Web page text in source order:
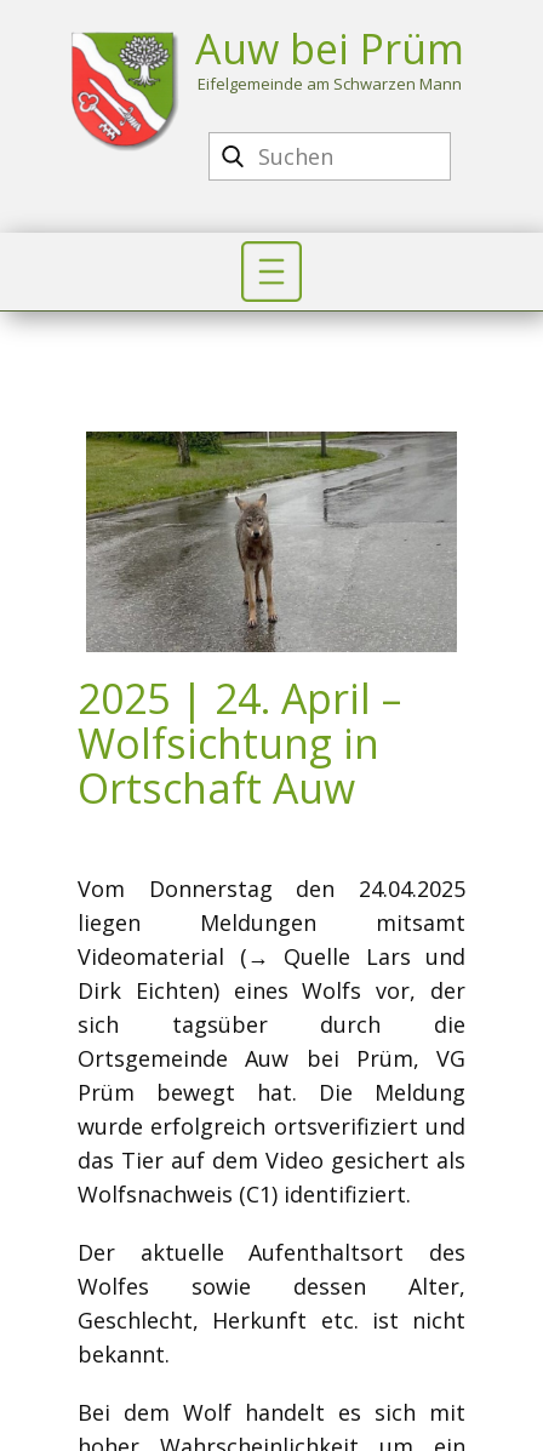
Auw bei Prüm
Eife​lgemeinde am Schwarzen Mann
2025 | 24. April –
Wolfsichtung in
Ortschaft Auw
Vom Donnerstag den 24.04.2025
liegen Meldungen mitsamt
Videomaterial (→ Quelle Lars und
Dirk Eichten) eines Wolfs vor, der
sich tagsüber durch die
Ortsgemeinde Auw bei Prüm, VG
Prüm bewegt hat. Die Meldung
wurde erfolgreich ortsverifiziert und
das Tier auf dem Video gesichert als
Wolfsnachweis (C1) identifiziert.
Der aktuelle Aufenthaltsort des
Wolfes sowie dessen Alter,
Geschlecht, Herkunft etc. ist nicht
bekannt.
Bei dem Wolf handelt es sich mit